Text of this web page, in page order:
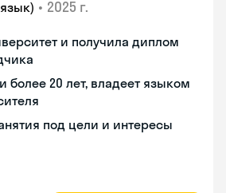
• 2025 г.
и получила диплом
более 20 лет, владеет языком
под цели и интересы